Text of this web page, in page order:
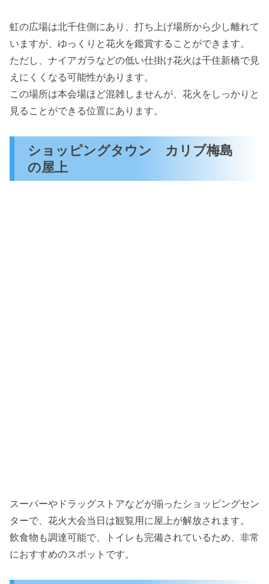
虹の広場は北千住側にあり、打ち上げ場所から少し離れて
いますが、ゆっくりと花火を鑑賞することができます。
ただし、ナイアガラなどの低い仕掛け花火は千住新橋で見
えにくくなる可能性があります。
この場所は本会場ほど混雑しませんが、花火をしっかりと
見ることができる位置にあります。
ショッピングタウン カリブ梅島
の屋上
スーパーやドラッグストアなどが揃ったショッピングセン
ターで、花火大会当日は観覧用に屋上が解放されます。
飲食物も調達可能で、トイレも完備されているため、非常
におすすめのスポットです。